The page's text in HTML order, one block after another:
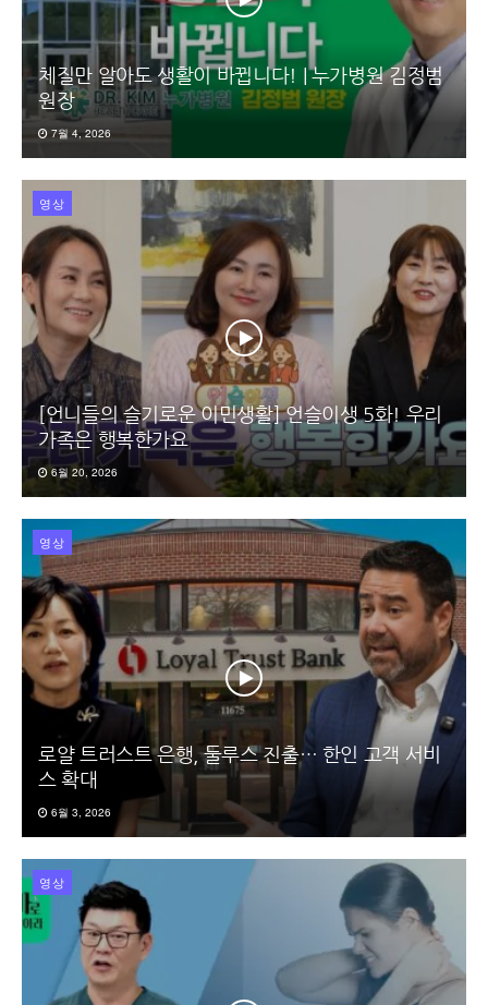
체질만 알아도 생활이 바뀝니다! | 누가병원 김정범
원장
7월 4, 2026
영상
[언니들의 슬기로운 이민생활] 언슬이생 5화! 우리
가족은 행복한가요
6월 20, 2026
영상
로얄 트러스트 은행, 둘루스 진출… 한인 고객 서비
스 확대
6월 3, 2026
영상